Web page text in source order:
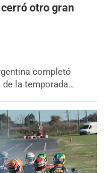
cerró otro gran
completó
la temporada…